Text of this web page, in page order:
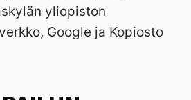
yliopiston
Google ja Kopiosto